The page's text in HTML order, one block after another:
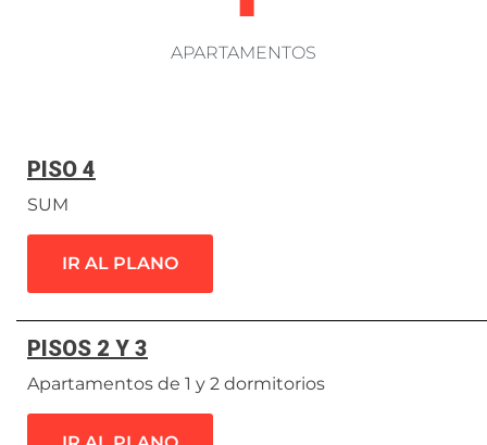
APARTAMENTOS
PISO 4
SUM
IR AL PLANO
PISOS 2 Y 3
Apartamentos de 1 y 2 dormitorios